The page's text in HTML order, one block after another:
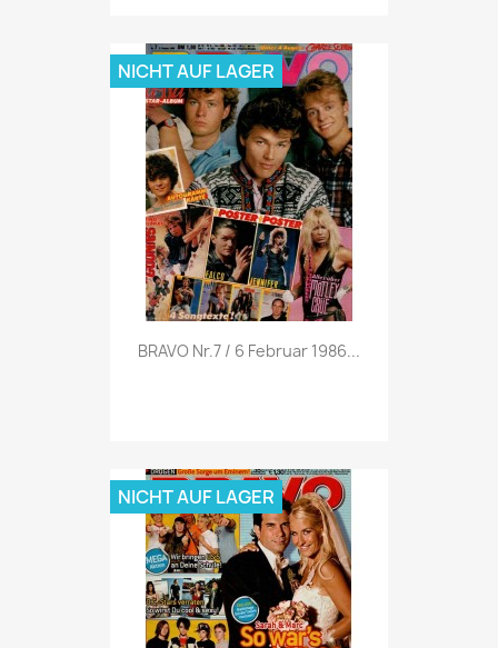
Vorschau
BRAVO Nr.7 / 6 Februar 1986...
NICHT AUF LAGER
NICHT AUF LAGER